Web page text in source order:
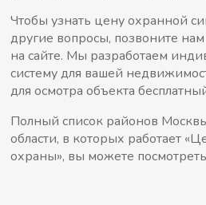
Чтобы узнать цену охранной
другие вопросы, позвоните
на сайте. Мы разработаем
систему для вашей
для осмотра объекта
Полный список районов
области, в которых работает
охраны», вы можете